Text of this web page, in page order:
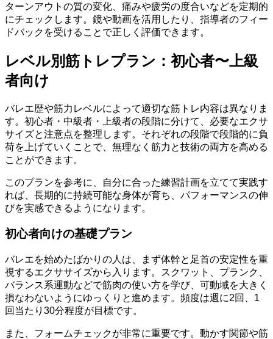
ターンアウトの質の変化、痛みや疲労の度合いなどを定期的
にチェックします。鏡や動画を活用したり、指導者のフィー
ドバックを受けることで正しく評価できます。
レベル別筋トレプラン：初心者〜上級
者向け
バレエ歴や筋力レベルによって適切な筋トレ内容は異なりま
す。初心者・中級者・上級者の段階に分けて、必要なエクサ
サイズと注意点を整理します。それぞれの段階で段階的に負
荷を上げていくことで、無理なく筋力と技術の両方を高める
ことができます。
このプランを参考に、自分に合った練習計画を立てて実践す
れば、長期的に持続可能な身体が育ち、パフォーマンスの伸
びを実感できるようになります。
初心者向けの基礎プラン
バレエを始めたばかりの人は、まず体幹と足首の安定性を重
視するエクササイズから入ります。スクワット、プランク、
バランス系運動などで筋肉の使い方を学び、可動域を大きく
損なわないようにゆっくりと進めます。頻度は週に2回、1
回当たり30分程度が目標です。
また、フォームチェックが非常に重要です。動かす関節や筋